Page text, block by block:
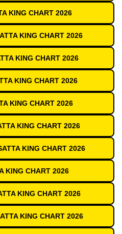
KING CHART 2026
KING CHART 2026
KING CHART 2026
KING CHART 2026
KING CHART 2026
KING CHART 2026
KING CHART 2026
KING CHART 2026
KING CHART 2026
KING CHART 2026